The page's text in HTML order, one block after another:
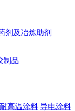
剂及冶炼助剂
制品
耐高温涂料 导电涂料